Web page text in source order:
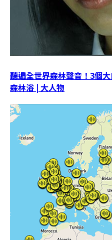
聽遍全世界森林聲音！3個
森林浴 | 大人物